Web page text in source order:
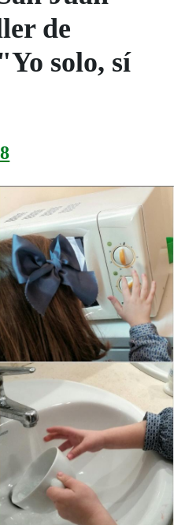
de
solo, sí